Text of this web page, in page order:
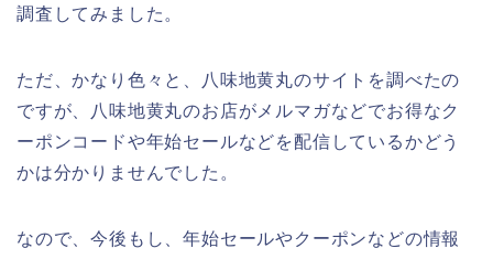
調査してみました。
ただ、かなり色々と、八味地黄丸のサイトを調べたの
ですが、八味地黄丸のお店がメルマガなどでお得なク
ーポンコードや年始セールなどを配信しているかどう
かは分かりませんでした。
なので、今後もし、年始セールやクーポンなどの情報